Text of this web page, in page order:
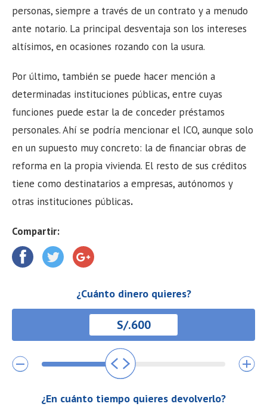
personas, siempre a través de un contrato y a menudo
ante notario. La principal desventaja son los intereses
altísimos, en ocasiones rozando con la usura.
Por último, también se puede hacer mención a
determinadas instituciones públicas, entre cuyas
funciones puede estar la de conceder préstamos
personales. Ahí se podría mencionar el ICO, aunque solo
en un supuesto muy concreto: la de financiar obras de
reforma en la propia vivienda. El resto de sus créditos
tiene como destinatarios a empresas, autónomos y
otras instituciones públicas.
Compartir:
¿Cuánto dinero quieres?
¿En cuánto tiempo quieres devolverlo?